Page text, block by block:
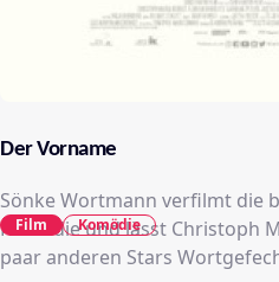
Der Vorname
Sönke Wortmann verfilmt die
Komödie und lässt Christoph
paar anderen Stars
Film Komödie